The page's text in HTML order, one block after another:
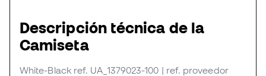
Descripción técnica de la
Camiseta
White-Black ref. UA_1379023-100 | ref. proveedor